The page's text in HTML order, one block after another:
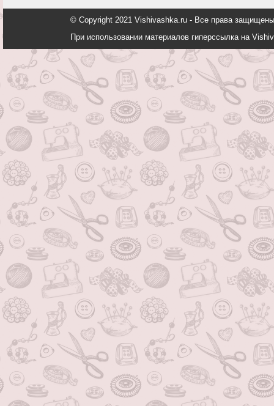
© Copyright 2021 Vishivashka.ru - Все права
При использовании материалов гиперссылка на